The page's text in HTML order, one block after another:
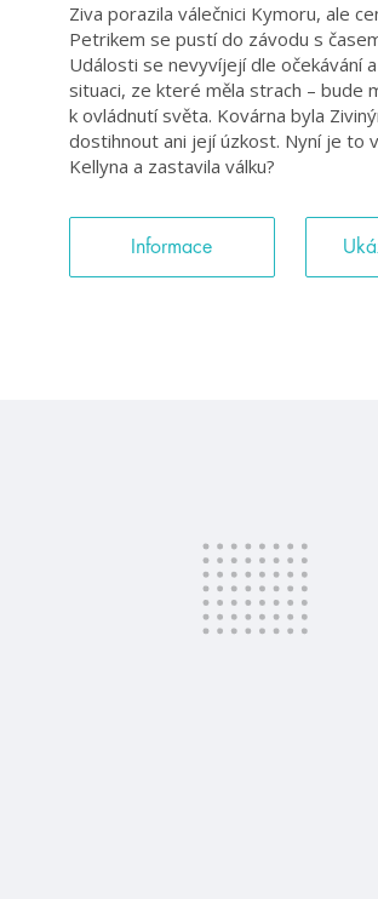
Ziva porazila válečnici Kymoru, ale
Petrikem se pustí do závodu s
Události se nevyvíjejí dle očekávání
situaci, ze které měla strach – bude
k ovládnutí světa. Kovárna byla
dostihnout ani její úzkost. Nyní je to
Kellyna a zastavila válku?
Informace